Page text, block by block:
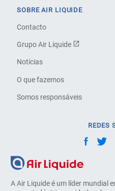
A Air Liquide é um líder mundial
SOBRE AIR LIQUIDE
Contacto
Grupo Air Liquide
Notícias
O que fazemos
Somos responsáveis
REDES